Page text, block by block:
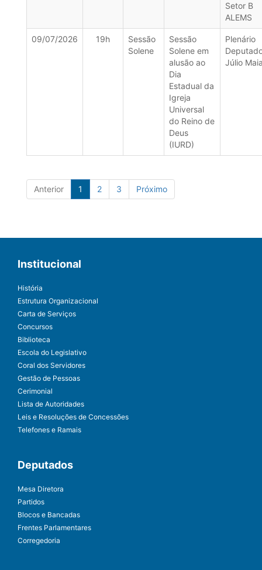
Setor B
ALEMS
09/07/2026 19h
Sessão
Solene
Sessão
Solene em
alusão ao
Dia
Estadual da
Igreja
Universal
do Reino de
Deus
(IURD)
Plenário
Júlio
Anterior 1 2 3 Próximo
Institucional
História
Estrutura Organizacional
Carta de Serviços
Concursos
Biblioteca
Escola do Legislativo
Coral dos Servidores
Gestão de Pessoas
Cerimonial
Lista de Autoridades
Leis e Resoluções de Concessões
Telefones e Ramais
Deputados
Mesa Diretora
Partidos
Blocos e Bancadas
Frentes Parlamentares
Corregedoria